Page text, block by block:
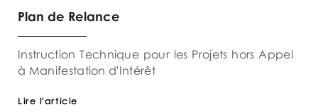
Plan de Relance
Instruction Technique pour les Projets hors Appel
à Manifestation d'Intérêt
Lire l'article